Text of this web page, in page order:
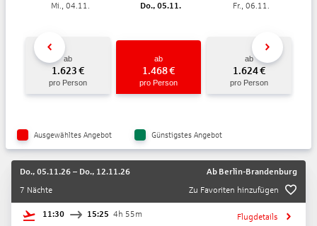
Mi., 04.11.
ab
1.623 €
pro Person
Do., 05.11.
ab
1.468€
pro Person
Fr., 06.11.
ab
1.624€
pro Person
Ausgewähltes Angebot Günstigstes Angebot
Do., 05.11.26 – Do., 12.11.26 Ab Berlin-Brandenburg
7 Nächte
Zu Favoriten hinzufügen
11:30 15:25 4h 55m
Flugdetails